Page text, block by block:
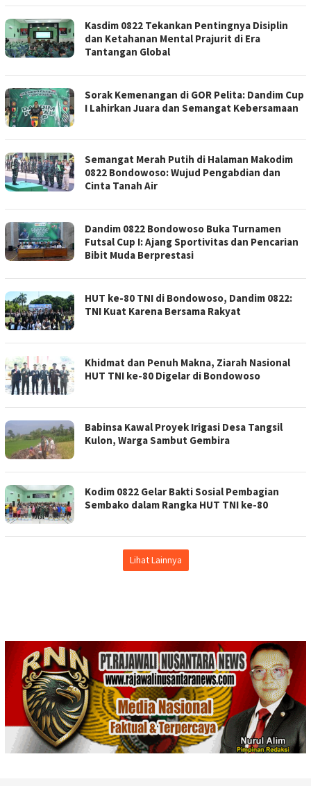
Kasdim 0822 Tekankan Pentingnya Disiplin
dan Ketahanan Mental Prajurit di Era
Tantangan Global
Sorak Kemenangan di GOR Pelita: Dandim Cup
I Lahirkan Juara dan Semangat Kebersamaan
Semangat Merah Putih di Halaman Makodim
0822 Bondowoso: Wujud Pengabdian dan
Cinta Tanah Air
Dandim 0822 Bondowoso Buka Turnamen
Futsal Cup I: Ajang Sportivitas dan Pencarian
Bibit Muda Berprestasi
HUT ke-80 TNI di Bondowoso, Dandim 0822:
TNI Kuat Karena Bersama Rakyat
Khidmat dan Penuh Makna, Ziarah Nasional
HUT TNI ke-80 Digelar di Bondowoso
Babinsa Kawal Proyek Irigasi Desa Tangsil
Kulon, Warga Sambut Gembira
Kodim 0822 Gelar Bakti Sosial Pembagian
Sembako dalam Rangka HUT TNI ke-80
Lihat Lainnya